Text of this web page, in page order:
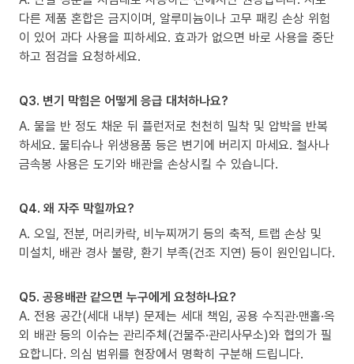
다른 제품 혼합은 금지이며, 알루미늄이나 고무 패킹 손상 위험
이 있어 과다 사용을 피하세요. 효과가 없으면 바로 사용을 중단
하고 점검을 요청하세요.
Q3. 변기 막힘은 어떻게 응급 대처하나요?
A. 물을 반 정도 채운 뒤 플런저로 천천히 밀착 및 압박을 반복
하세요. 물티슈나 위생용품 등은 변기에 버리지 마세요. 철사나
금속봉 사용은 도기와 배관을 손상시킬 수 있습니다.
Q4. 왜 자주 막힐까요?
A. 오일, 전분, 머리카락, 비누찌꺼기 등의 축적, 트랩 손상 및
미설치, 배관 경사 불량, 환기 부족(건조 지연) 등이 원인입니다.
Q5. 공용배관 같으면 누구에게 요청하나요?
A. 전용 공간(세대 내부) 문제는 세대 책임, 공용 수직관·맨홀·옥
외 배관 등의 이슈는 관리주체(건물주·관리사무소)와 협의가 필
요합니다. 의심 범위를 현장에서 명확히 구분해 드립니다.